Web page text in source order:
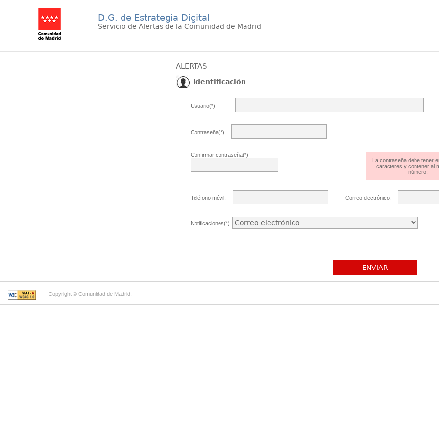
D.G. de Estrategia Digital
Servicio de Alertas de la Comunidad de Madrid
ALERTAS
Identificación
Usuario(*)
Contraseña(*)
Confirmar contraseña(*)
La contraseña debe tener
caracteres y contener al
número.
Teléfono móvil: Correo electrónico:
Notificaciones(*)
ENVIAR
Copyright © Comunidad de Madrid.